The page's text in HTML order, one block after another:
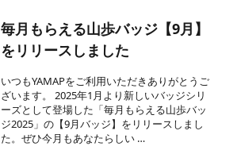
毎月もらえる山歩バッジ【9月】
をリリースしました
いつもYAMAPをご利用いただきありがとうご
ざいます。 2025年1月より新しいバッジシリ
ーズとして登場した「毎月もらえる山歩バッ
ジ2025」の【9月バッジ】をリリースしまし
た。ぜひ今月もあなたらしい …